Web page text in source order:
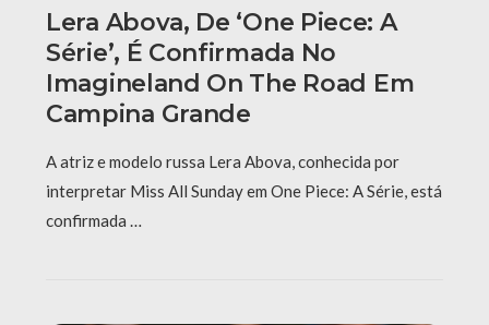
Lera Abova, De ‘One Piece: A
Série’, É Confirmada No
Imagineland On The Road Em
Campina Grande
A atriz e modelo russa Lera Abova, conhecida por
interpretar Miss All Sunday em One Piece: A Série, está
confirmada …